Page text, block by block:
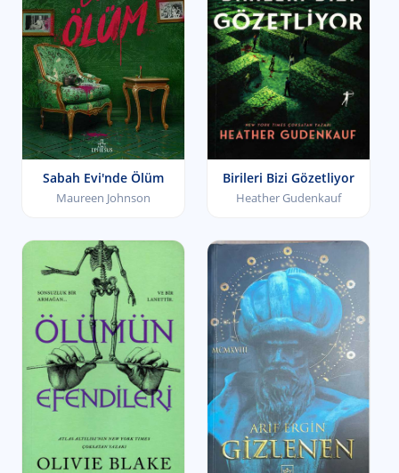
Sabah Evi'nde Ölüm
Maureen Johnson
Birileri Bizi Gözetliyor
Heather Gudenkauf